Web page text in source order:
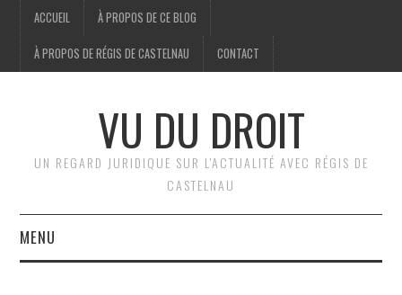
ACCUEIL À PROPOS DE CE BLOG
À PROPOS DE RÉGIS DE CASTELNAU CONTACT
VU DU DROIT
UN REGARD JURIDIQUE SUR L'ACTUALITÉ AVEC RÉGIS DE
CASTELNAU
MENU